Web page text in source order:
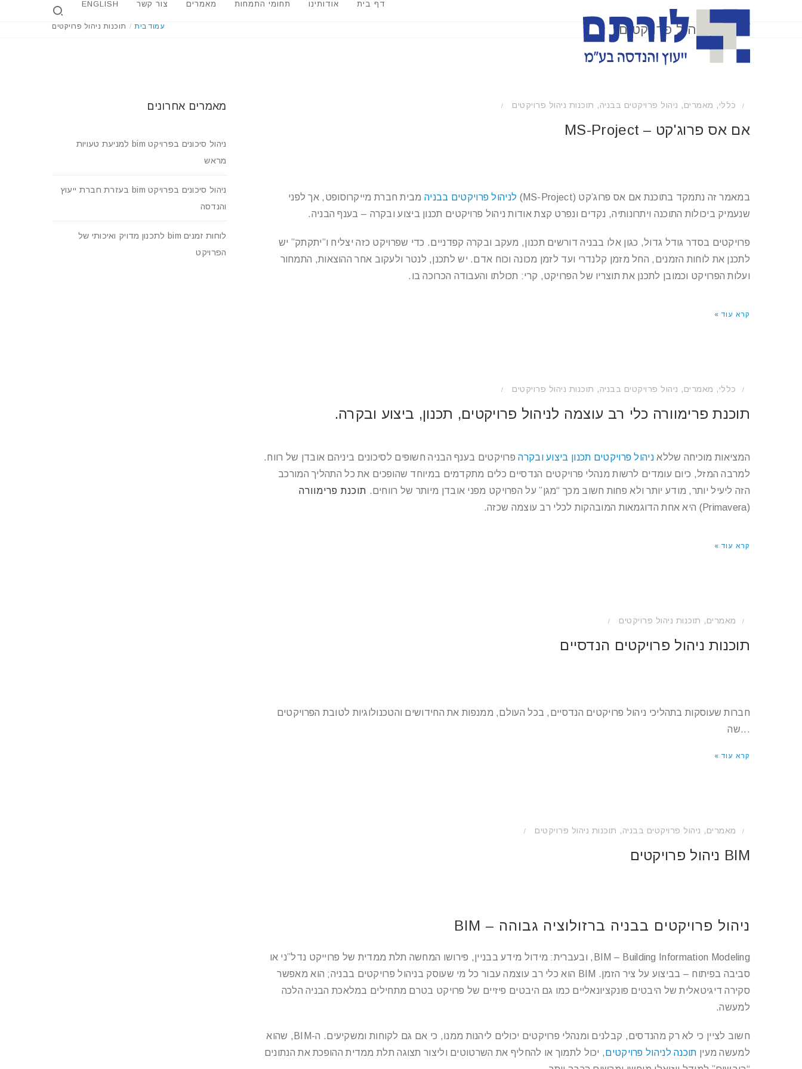
דף בית אודותינו תחומי התמחות מאמרים צור קשר ENGLISH
תוכנות ניהול פרויקטים עמוד בית / תוכנות ניהול פרויקטים
/ כללי, מאמרים, ניהול פרויקטים בבניה, תוכנות ניהול פרויקטים /
אם אס פרוג'קט – MS-Project
במאמר זה נתמקד בתוכנת אם אס פרוג’קט (MS-Project) לניהול פרויקטים בבניה מבית חברת מייקרוסופט, אך לפני
שנעמיק ביכולות התוכנה ויתרונותיה, נקדים ונפרט קצת אודות ניהול פרויקטים תכנון ביצוע ובקרה – בענף הבניה.
פרויקטים בסדר גודל גדול, כגון אלו בבניה דורשים תכנון, מעקב ובקרה קפדניים. כדי שפרויקט כזה יצליח ו”יתקתק” יש
לתכנן את לוחות הזמנים, החל מזמן קלנדרי ועד לזמן מכונה וכוח אדם. יש לתכנן, לנטר ולעקוב אחר ההוצאות, התמחור
ועלות הפרויקט וכמובן לתכנן את תוצריו של הפרויקט, קרי: תכולתו והעבודה הכרוכה בו.
קרא עוד »
/ כללי, מאמרים, ניהול פרויקטים בבניה, תוכנות ניהול פרויקטים /
תוכנת פרימוורה כלי רב עוצמה לניהול פרויקטים, תכנון, ביצוע ובקרה.
המציאות מוכיחה שללא ניהול פרויקטים תכנון ביצוע ובקרהפרויקטים בענף הבניה חשופים לסיכונים ביניהם אובדן של רווח.
למרבה המזל, כיום עומדים לרשות מנהלי פרויקטים הנדסיים כלים מתקדמים במיוחד שהופכים את כל התהליך המורכב
הזה ליעיל יותר, מודע יותר ולא פחות חשוב מכך “מגן” על הפרויקט מפני אובדן מיותר של רווחים. תוכנת פרימוורה
(Primavera) היא אחת הדוגמאות המובהקות לכלי רב עוצמה שכזה.
קרא עוד »
/ מאמרים, תוכנות ניהול פרויקטים /
תוכנות ניהול פרויקטים הנדסיים
חברות שעוסקות בתהליכי ניהול פרויקטים הנדסיים, בכל העולם, ממנפות את החידושים והטכנולוגיות לטובת הפרויקטים
שה...
קרא עוד »
/ מאמרים, ניהול פרויקטים בבניה, תוכנות ניהול פרויקטים /
BIM ניהול פרויקטים
ניהול פרויקטים בבניה ברזולוציה גבוהה – BIM
BIM – Building Information Modeling, ובעברית: מידול מידע בבניין, פירושו המחשה תלת ממדית של פרוייקט נדל”ני או
סביבה בפיתוח – בביצוע על ציר הזמן. BIM הוא כלי רב עוצמה עבור כל מי שעוסק בניהול פרויקטים בבניה; הוא מאפשר
סקירה דיגיטאלית של היבטים פונקציונאליים כמו גם היבטים פיזיים של פרויקט בטרם מתחילים במלאכת הבניה הלכה
למעשה.
חשוב לציין כי לא רק מהנדסים, קבלנים ומנהלי פרויקטים יכולים ליהנות ממנו, כי אם גם לקוחות ומשקיעים. ה-BIM, שהוא
למעשה מעין תוכנה לניהול פרויקטים, יכול לתמוך או להחליף את השרטוטים וליצור תצוגה תלת ממדית ההופכת את הנתונים
מאמרים אחרונים
ניהול סיכונים בפרויקט bim למניעת טעויות
מראש
ניהול סיכונים בפרויקט bim בעזרת חברת ייעוץ
והנדסה
לוחות זמנים bim לתכנון מדויק ואיכותי של
הפרויקט